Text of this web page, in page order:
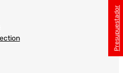
Presupuestador